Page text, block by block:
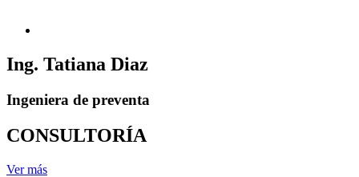
Ing. Tatiana Diaz
Ingeniera de preventa
CONSULTORÍA
Ver más